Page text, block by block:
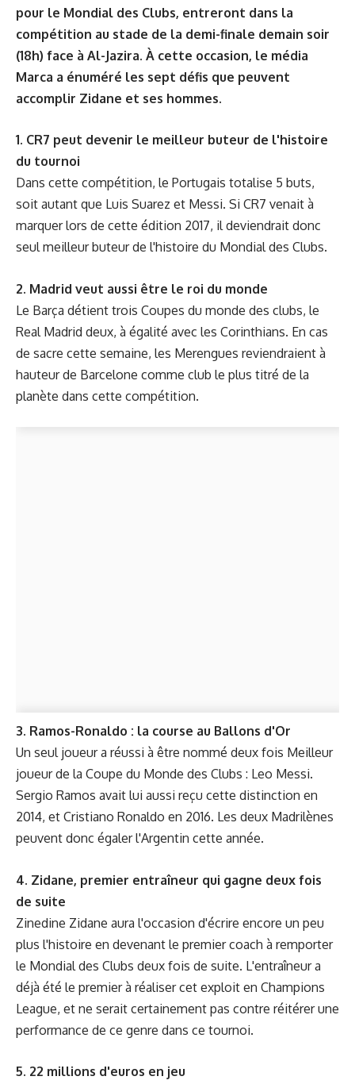
pour le Mondial des Clubs, entreront dans la
compétition au stade de la demi-finale demain soir
(18h) face à Al-Jazira. À cette occasion, le média
Marca a énuméré les sept défis que peuvent
accomplir Zidane et ses hommes.
1. CR7 peut devenir le meilleur buteur de l'histoire
du tournoi
Dans cette compétition, le Portugais totalise 5 buts,
soit autant que Luis Suarez et Messi. Si CR7 venait à
marquer lors de cette édition 2017, il deviendrait donc
seul meilleur buteur de l'histoire du Mondial des Clubs.
2. Madrid veut aussi être le roi du monde
Le Barça détient trois Coupes du monde des clubs, le
Real Madrid deux, à égalité avec les Corinthians. En cas
de sacre cette semaine, les Merengues reviendraient à
hauteur de Barcelone comme club le plus titré de la
planète dans cette compétition.
3. Ramos-Ronaldo : la course au Ballons d'Or
Un seul joueur a réussi à être nommé deux fois Meilleur
joueur de la Coupe du Monde des Clubs : Leo Messi.
Sergio Ramos avait lui aussi reçu cette distinction en
2014, et Cristiano Ronaldo en 2016. Les deux Madrilènes
peuvent donc égaler l'Argentin cette année.
4. Zidane, premier entraîneur qui gagne deux fois
de suite
Zinedine Zidane aura l'occasion d'écrire encore un peu
plus l'histoire en devenant le premier coach à remporter
le Mondial des Clubs deux fois de suite. L'entraîneur a
déjà été le premier à réaliser cet exploit en Champions
League, et ne serait certainement pas contre réitérer une
performance de ce genre dans ce tournoi.
5. 22 millions d'euros en jeu